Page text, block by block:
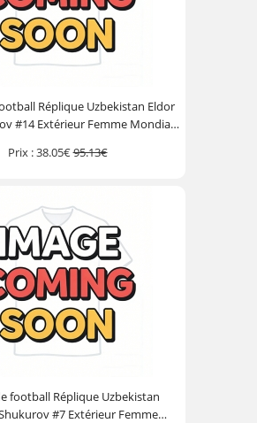
Réplique Uzbekistan Eldor
#14 Extérieur Femme Mondial
Prix :38.05€95.13€
football Réplique Uzbekistan
#7 Extérieur Femme